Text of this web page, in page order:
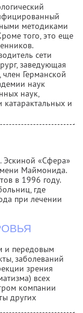
методиками
того, это еще
сети
заведующая
Германской
наук
наук,
и
Эскиной «Сфера»
Маймонида.
в 1996 году.
где
при лечении
и передовым
заболеваний
зрения
всех
компании
других